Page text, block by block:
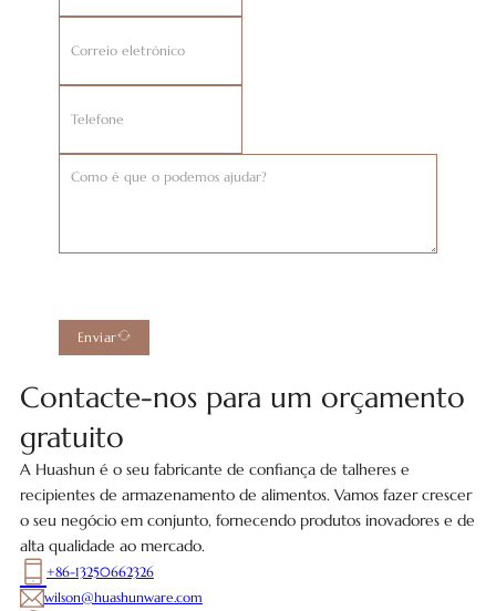
Contacte-nos para um orçamento
gratuito
A Huashun é o seu fabricante de confiança de talheres e
recipientes de armazenamento de alimentos. Vamos fazer crescer
o seu negócio em conjunto, fornecendo produtos inovadores e de
alta qualidade ao mercado.
+86-13250662326
wilson@huashunware.com
Enviar